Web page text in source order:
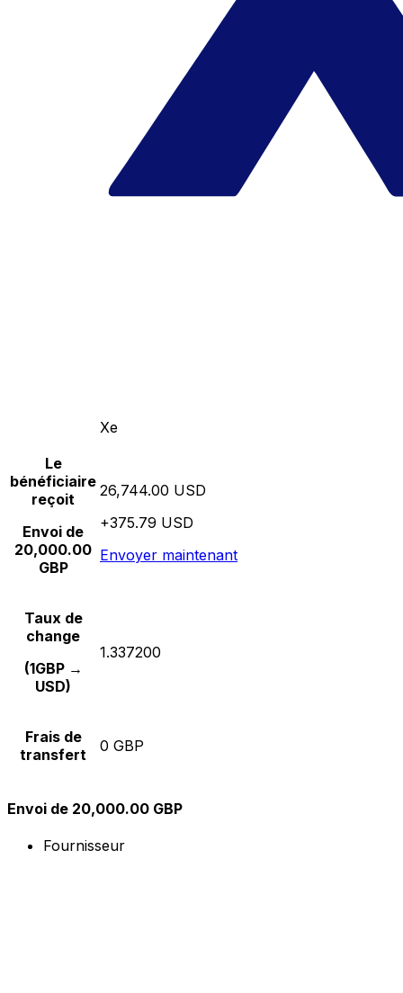
Xe
Le
bénéficiaire
reçoit
Envoi de
20,000.00
GBP
26,744.00 USD
+375.79 USD
Envoyer maintenant
Taux de
change
(1GBP →
USD)
1.337200
Frais de
transfert
0 GBP
Envoi de 20,000.00 GBP
Fournisseur